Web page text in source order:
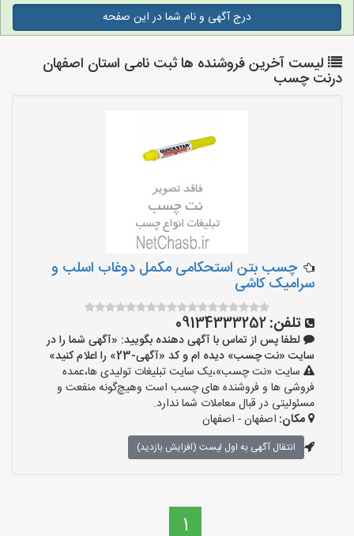
درج آگهی و نام شما در این صفحه
لیست آخرین فروشنده ها ثبت نامی استان اصفهان
درنت چسب
چسب بتن استحکامی مکمل دوغاب اسلب و
سرامیک کاشی
تلفن:09134333252
لطفا پس از تماس با آگهی دهنده بگویید: «آگهی شما را در
سایت «نت چسب» دیده ام و کد «آگهی-23» را اعلام کنید»
سایت «نت چسب»،یک سایت تبلیغات تولیدی ها،عمده
فروشی ها و فروشنده های چسب است وهیچ‌گونه منفعت و
مسئولیتی در قبال معاملات شما ندارد.
مکان: اصفهان - اصفهان
انتقال آگهی به اول لیست (افزایش بازدید)
1